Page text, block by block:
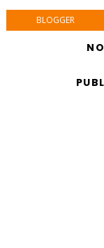
BLOGGER